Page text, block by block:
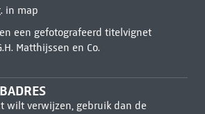
in map
een gefotografeerd titelvignet
Matthijssen en Co.
wilt verwijzen, gebruik dan de